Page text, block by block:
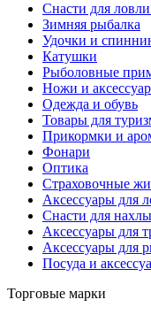
Снасти для
Зимняя рыбалка
Удочки и
Катушки
Рыболовные
Ножи и
Одежда и обувь
Товары для
Прикормки и
Фонари
Оптика
Страховочные
Аксессуары для
Снасти для
Аксессуары для
Аксессуары для
Посуда и
Торговые марки